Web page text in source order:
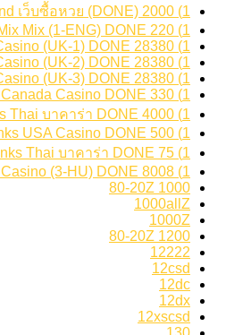
1) 2000 links Thailand เว็บซื้อหวย (DONE)
1) 220 links Mix Mix (1-ENG) DONE
1) 28380 links Mix Casino (UK-1) DONE
1) 28380 links Mix Casino (UK-2) DONE
1) 28380 links Mix Casino (UK-3) DONE
1) 330 links Canada Casino DONE
1) 4000 links Thai บาคาร่า DONE
1) 500 links USA Casino DONE
1) 75 links Thai บาคาร่า DONE
1) 8008 links Mix Casino (3-HU) DONE
1000 80-20Z
1000allZ
1000Z
1200 80-20Z
12222
12csd
12dc
12dx
12xscsd